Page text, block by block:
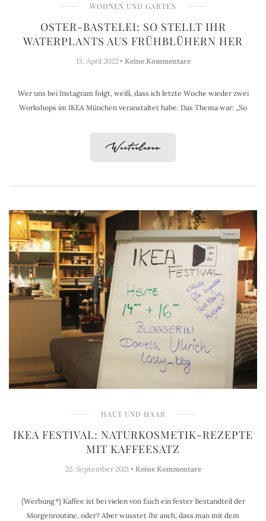
WOHNEN UND GARTEN
OSTER-BASTELEI: SO STELLT IHR
WATERPLANTS AUS FRÜHBLÜHERN HER
13. April 2022 • Keine Kommentare
Wer uns bei Instagram folgt, weiß, dass ich letzte Woche wieder zwei
Workshops im IKEA München veranstaltet habe. Das Thema war: „So
Weiterlesen
HAUT UND HAAR
IKEA FESTIVAL: NATURKOSMETIK-REZEPTE
MIT KAFFEESATZ
22. September 2021 • Keine Kommentare
{Werbung*} Kaffee ist bei vielen von Euch ein fester Bestandteil der
Morgenroutine, oder? Aber wusstet Ihr auch, dass man mit dem